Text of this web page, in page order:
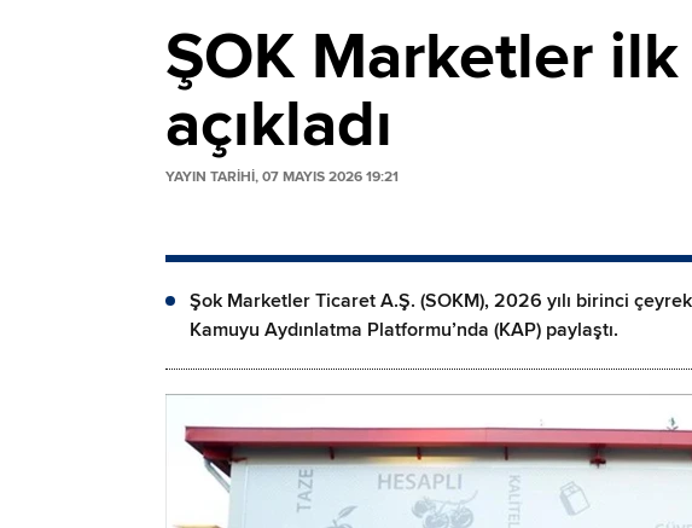
ŞOK Marketler
açıkladı
YAYIN TARİHİ, 07 MAYIS 2026 19:21
Şok Marketler Ticaret A.Ş. (SOKM), 2026 yılı birinci
Kamuyu Aydınlatma Platformu’nda (KAP) paylaştı.